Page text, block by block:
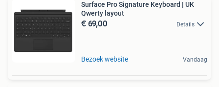
Surface Pro Signature Keyboard | UK
Qwerty layout
€ 69,00 Details
Bezoek website Vandaag